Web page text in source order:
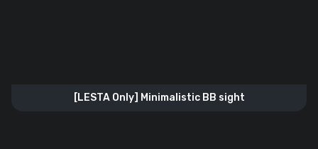
[LESTA Only] Minimalistic BB sight